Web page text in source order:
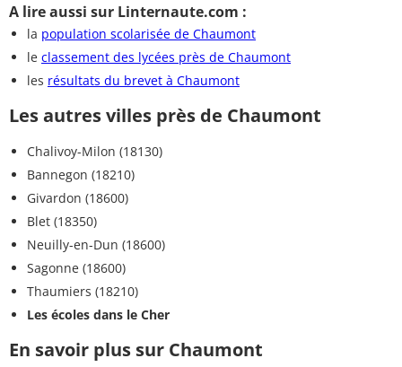
A lire aussi sur Linternaute.com :
la population scolarisée de Chaumont
le classement des lycées près de Chaumont
les résultats du brevet à Chaumont
Les autres villes près de Chaumont
Chalivoy-Milon (18130)
Bannegon (18210)
Givardon (18600)
Blet (18350)
Neuilly-en-Dun (18600)
Sagonne (18600)
Thaumiers (18210)
Les écoles dans le Cher
En savoir plus sur Chaumont